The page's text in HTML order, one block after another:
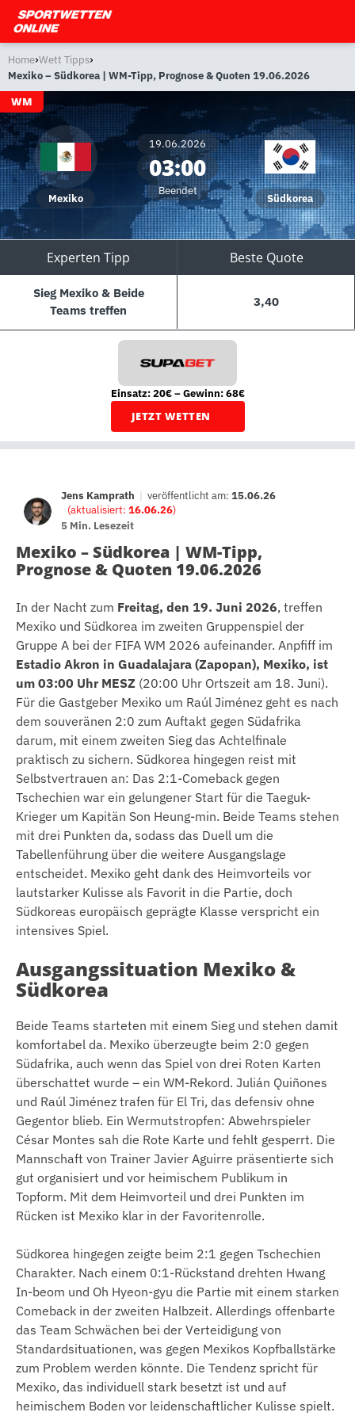
Home›Wett Tipps›
Mexiko – Südkorea | WM-Tipp, Prognose & Quoten 19.06.2026
WM
Mexiko
19.06.2026
03:00
Beendet
Südkorea
Experten Tipp Beste Quote
Sieg Mexiko & Beide
Teams treffen
3,40
Einsatz: 20€ – Gewinn: 68€
JETZT WETTEN
Jens Kamprath | veröffentlicht am: 15.06.26
(aktualisiert: 16.06.26)
5 Min. Lesezeit
Mexiko – Südkorea | WM-Tipp,
Prognose & Quoten 19.06.2026
In der Nacht zum Freitag, den 19. Juni 2026, treffen
Mexiko und Südkorea im zweiten Gruppenspiel der
Gruppe A bei der FIFA WM 2026 aufeinander. Anpfiff im
Estadio Akron in Guadalajara (Zapopan), Mexiko, ist
um 03:00 Uhr MESZ (20:00 Uhr Ortszeit am 18. Juni).
Für die Gastgeber Mexiko um Raúl Jiménez geht es nach
dem souveränen 2:0 zum Auftakt gegen Südafrika
darum, mit einem zweiten Sieg das Achtelfinale
praktisch zu sichern. Südkorea hingegen reist mit
Selbstvertrauen an: Das 2:1-Comeback gegen
Tschechien war ein gelungener Start für die Taeguk-
Krieger um Kapitän Son Heung-min. Beide Teams stehen
mit drei Punkten da, sodass das Duell um die
Tabellenführung über die weitere Ausgangslage
entscheidet. Mexiko geht dank des Heimvorteils vor
lautstarker Kulisse als Favorit in die Partie, doch
Südkoreas europäisch geprägte Klasse verspricht ein
intensives Spiel.
Ausgangssituation Mexiko &
Südkorea
Beide Teams starteten mit einem Sieg und stehen damit
komfortabel da. Mexiko überzeugte beim 2:0 gegen
Südafrika, auch wenn das Spiel von drei Roten Karten
überschattet wurde – ein WM-Rekord. Julián Quiñones
und Raúl Jiménez trafen für El Tri, das defensiv ohne
Gegentor blieb. Ein Wermutstropfen: Abwehrspieler
César Montes sah die Rote Karte und fehlt gesperrt. Die
Mannschaft von Trainer Javier Aguirre präsentierte sich
gut organisiert und vor heimischem Publikum in
Topform. Mit dem Heimvorteil und drei Punkten im
Rücken ist Mexiko klar in der Favoritenrolle.
Südkorea hingegen zeigte beim 2:1 gegen Tschechien
Charakter. Nach einem 0:1-Rückstand drehten Hwang
In-beom und Oh Hyeon-gyu die Partie mit einem starken
Comeback in der zweiten Halbzeit. Allerdings offenbarte
das Team Schwächen bei der Verteidigung von
Standardsituationen, was gegen Mexikos Kopfballstärke
zum Problem werden könnte. Die Tendenz spricht für
Mexiko, das individuell stark besetzt ist und auf
heimischem Boden vor leidenschaftlicher Kulisse spielt.